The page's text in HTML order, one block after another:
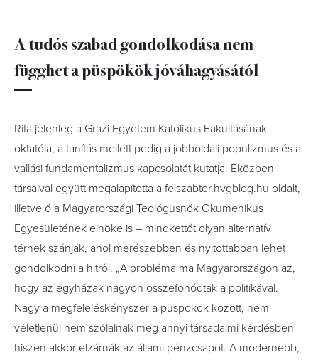
A tudós szabad gondolkodása nem
függhet a püspökök jóváhagyásától
Rita jelenleg a Grazi Egyetem Katolikus Fakultásának
oktatója, a tanítás mellett pedig a jobboldali populizmus és a
vallási fundamentalizmus kapcsolatát kutatja. Eközben
társaival együtt megalapította a felszabter.hvgblog.hu oldalt,
illetve ő a Magyarországi Teológusnők Ökumenikus
Egyesületének elnöke is – mindkettőt olyan alternatív
térnek szánják, ahol merészebben és nyitottabban lehet
gondolkodni a hitről. „A probléma ma Magyarországon az,
hogy az egyházak nagyon összefonódtak a politikával.
Nagy a megfeleléskényszer a püspökök között, nem
véletlenül nem szólalnak meg annyi társadalmi kérdésben –
hiszen akkor elzárnák az állami pénzcsapot. A modernebb,